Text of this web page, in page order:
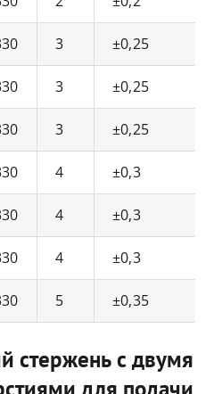
3 ±0,25
3 ±0,25
3 ±0,25
4 ±0,3
4 ±0,3
4 ±0,3
5 ±0,35
стержень с двумя